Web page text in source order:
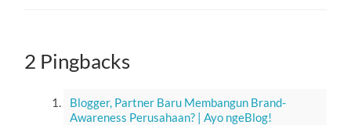
2 Pingbacks
Blogger, Partner Baru Membangun Brand-
Awareness Perusahaan? | Ayo ngeBlog!